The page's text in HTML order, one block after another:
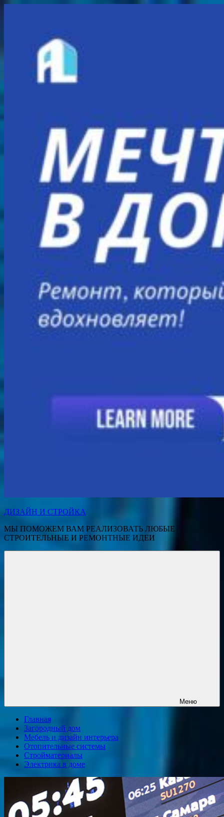
ДИЗАЙН И СТРОЙКА
МЫ ПОМОЖЕМ ВАМ РЕАЛИЗОВАТЬ ЛЮБЫЕ
СТРОИТЕЛЬНЫЕ И РЕМОНТНЫЕ ИДЕИ
Меню
Главная
Загородный дом
Мебель и дизайн интерьера
Отопительные системы
Стройматериалы
Электрика в доме